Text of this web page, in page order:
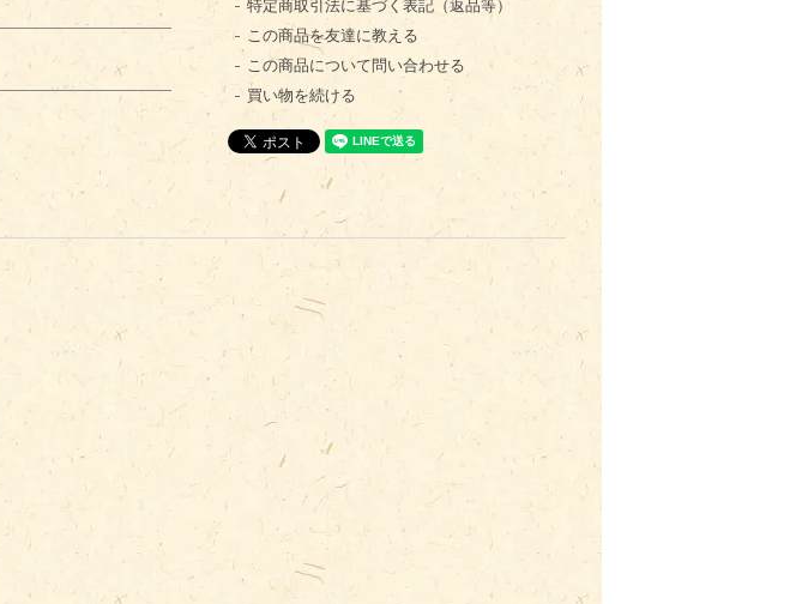
特定商取引法に基づく表記（返品等）
この商品を友達に教える
この商品について問い合わせる
買い物を続ける